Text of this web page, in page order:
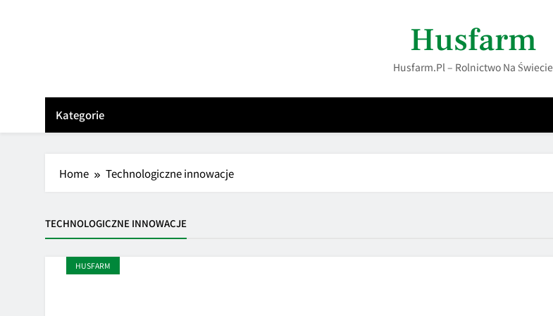
Husfarm
Husfarm.pl – Rolnictwo Na Świecie
Kategorie
Home Technologiczne innowacje
TECHNOLOGICZNE INNOWACJE
HUSFARM